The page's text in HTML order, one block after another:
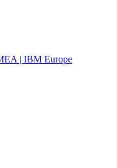
| IBM Europe